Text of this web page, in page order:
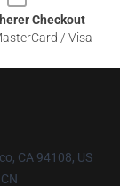
Checkout
/ Visa
CA 94108, US